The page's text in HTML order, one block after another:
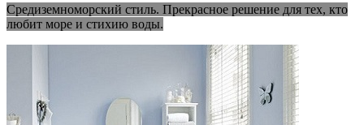
Средиземноморский стиль. Прекрасное решение для тех, кто
любит море и стихию воды.